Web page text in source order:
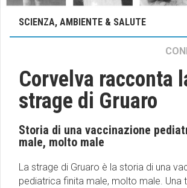
SCIENZA, AMBIENTE & SALUTE
Corvelva racconta
strage di Gruaro
Storia di una vaccinazione
male, molto male
La strage di Gruaro è la storia di una
pediatrica finita male, molto male. Una